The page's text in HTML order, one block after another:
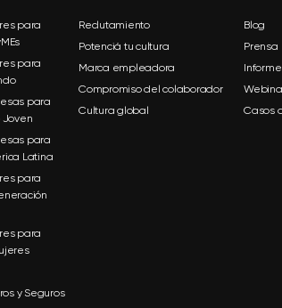
para
para
para
Joven
para
Latina
para
para
y Seguros
Reclutamiento
Potenciá tu cultura
Marca empleadora
Compromiso del colaborador
Cultura global
Blog
Prensa
Casos